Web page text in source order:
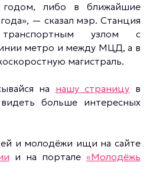
либо в ближайшие
— сказал мэр. Станция
узлом с
метро и между МЦД, а в
магистраль.
на нашу страницу в
больше интересных
и молодёжи ищи на сайте
и на портале «Молодёжь